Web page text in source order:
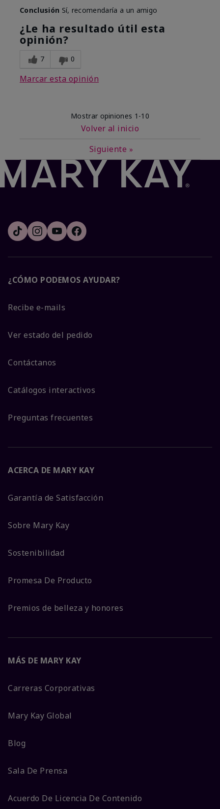
Conclusión Sí, recomendaría a un amigo
¿Le ha resultado útil esta
opinión?
7 0
Marcar esta opinión
Mostrar opiniones 1-10
Volver al inicio
Siguiente »
¿CÓMO PODEMOS AYUDAR?
Recibe e-mails
Ver estado del pedido
Contáctanos
Catálogos interactivos
Preguntas frecuentes
ACERCA DE MARY KAY
Garantía de Satisfacción
Sobre Mary Kay
Sostenibilidad
Promesa De Producto
Premios de belleza y honores
MÁS DE MARY KAY
Carreras Corporativas
Mary Kay Global
Blog
Sala De Prensa
Acuerdo De Licencia De Contenido